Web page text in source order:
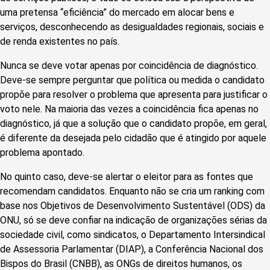
uma pretensa “eficiência” do mercado em alocar bens e
serviços, desconhecendo as desigualdades regionais, sociais e
de renda existentes no país.
Nunca se deve votar apenas por coincidência de diagnóstico.
Deve-se sempre perguntar que política ou medida o candidato
propõe para resolver o problema que apresenta para justificar o
voto nele. Na maioria das vezes a coincidência fica apenas no
diagnóstico, já que a solução que o candidato propõe, em geral,
é diferente da desejada pelo cidadão que é atingido por aquele
problema apontado.
No quinto caso, deve-se alertar o eleitor para as fontes que
recomendam candidatos. Enquanto não se cria um ranking com
base nos Objetivos de Desenvolvimento Sustentável (ODS) da
ONU, só se deve confiar na indicação de organizações sérias da
sociedade civil, como sindicatos, o Departamento Intersindical
de Assessoria Parlamentar (DIAP), a Conferência Nacional dos
Bispos do Brasil (CNBB), as ONGs de direitos humanos, os